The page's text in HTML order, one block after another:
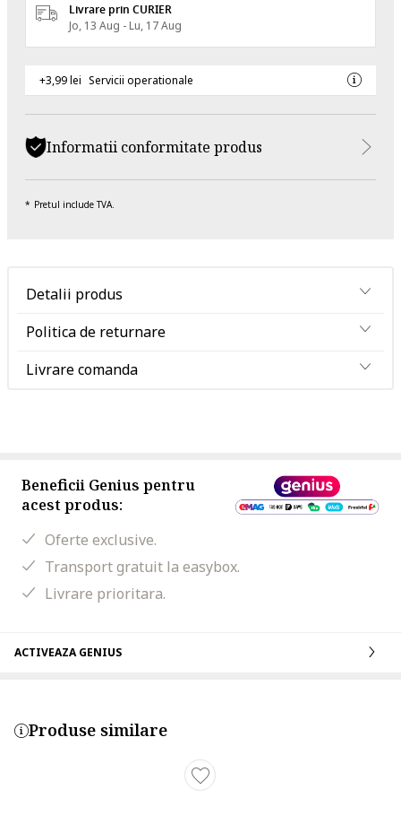
Livrare prin CURIER
Jo, 13 Aug - Lu, 17 Aug
+3,99 lei Servicii operationale
Informatii conformitate produs
Pretul include TVA.
Detalii produs
Politica de returnare
Livrare comanda
Beneficii Genius pentru
acest produs:
Oferte exclusive.
Transport gratuit la easybox.
Livrare prioritara.
ACTIVEAZA GENIUS
Produse similare